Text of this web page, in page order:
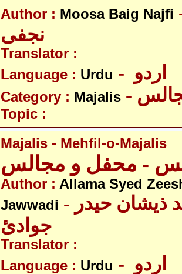
Author : Moosa Baig Najfi
نجفی
Translator :
Language : Urdu
Category : Majalis
Topic :
Majalis - Mehfil-o-Majalis
Author : Allama Syed
Jawwadi - علامہ سیّد ذیشان حیدر
جوادئ
Translator :
Language : Urdu